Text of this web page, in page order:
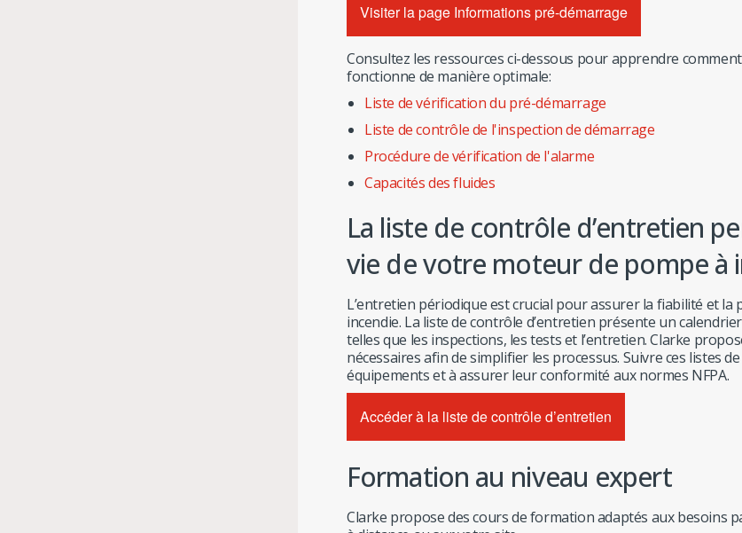
Visiter la page Informations pré-démarrage
Consultez les ressources ci-dessous pour apprendre
fonctionne de manière optimale:
Liste de vérification du pré-démarrage
Liste de contrôle de l'inspection de démarrage
Procédure de vérification de l'alarme
Capacités des fluides
La liste de contrôle d’entretien
vie de votre moteur de pompe à
L’entretien périodique est crucial pour assurer la fiabilité et
incendie. La liste de contrôle d’entretien présente un
telles que les inspections, les tests et l’entretien. Clarke
nécessaires afin de simplifier les processus. Suivre ces listes
équipements et à assurer leur conformité aux normes NFPA.
Accéder à la liste de contrôle d’entretien
Formation au niveau expert
Clarke propose des cours de formation adaptés aux besoins